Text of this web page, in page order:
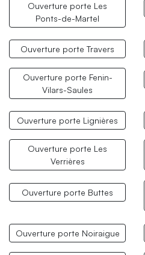
Ouverture porte Les
Ponts-de-Martel
Ouverture porte Travers
Ouverture porte Fenin-
Vilars-Saules
Ouverture porte Lignières
Ouverture porte Les
Verrières
Ouverture porte Buttes
Ouverture porte Noiraigue